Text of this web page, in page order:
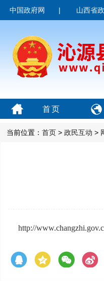
中国政府网 | 山西省
首页
当前位置： 首页 > 政民互动 >
http://